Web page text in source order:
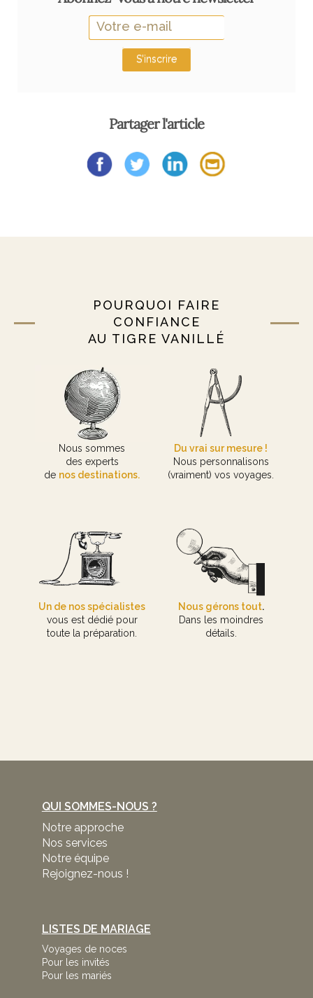
Partager l'article
S'inscrire
POURQUOI FAIRE
CONFIANCE
AU TIGRE VANILLÉ
Nous sommes
des experts
de nos destinations.
Du vrai sur mesure !
Nous personnalisons
(vraiment) vos voyages.
Un de nos spécialistes
vous est dédié pour
toute la préparation.
Nous gérons tout.
Dans les moindres
détails.
QUI SOMMES-NOUS ?
Notre approche
Nos services
Notre équipe
Rejoignez-nous !
LISTES DE MARIAGE
Voyages de noces
Pour les invités
Pour les mariés